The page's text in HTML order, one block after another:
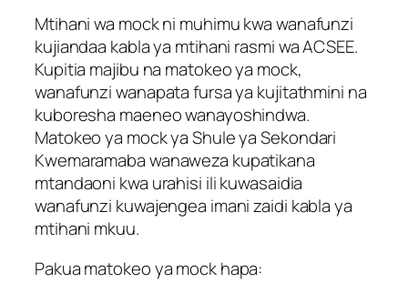
Mtihani wa mock ni muhimu kwa wanafunzi
kujiandaa kabla ya mtihani rasmi wa ACSEE.
Kupitia majibu na matokeo ya mock,
wanafunzi wanapata fursa ya kujitathmini na
kuboresha maeneo wanayoshindwa.
Matokeo ya mock ya Shule ya Sekondari
Kwemaramaba wanaweza kupatikana
mtandaoni kwa urahisi ili kuwasaidia
wanafunzi kuwajengea imani zaidi kabla ya
mtihani mkuu.
Pakua matokeo ya mock hapa: